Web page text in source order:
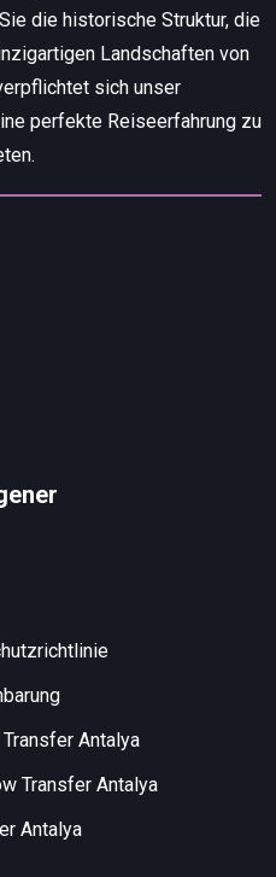
die historische Struktur, die
Landschaften von
sich unser
perfekte Reiseerfahrung zu
Transfer Antalya
Transfer Antalya
Antalya